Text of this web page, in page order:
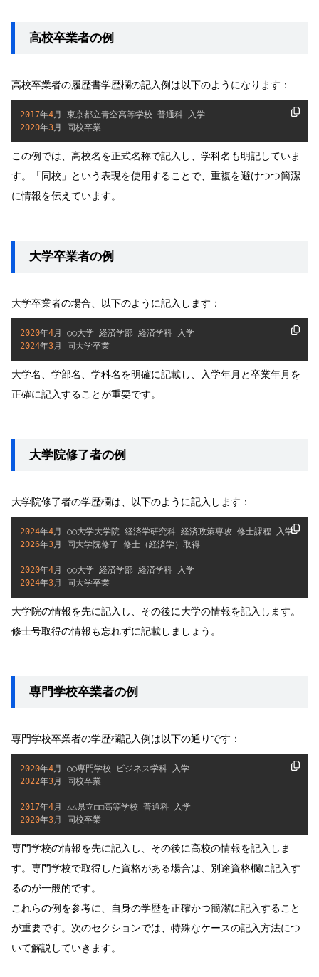
高校卒業者の例
高校卒業者の履歴書学歴欄の記入例は以下のようになります：
2017年4
2020年3月 同校卒業
この例では、高校名を正式名称で記入し、学科名も明記していま
す。「同校」という表現を使用することで、重複を避けつつ簡潔
に情報を伝えています。
大学卒業者の例
大学卒業者の場合、以下のように記入します：
2020年4
2024年3月 同大学卒業
大学名、学部名、学科名を明確に記載し、入学年月と卒業年月を
正確に記入することが重要です。
大学院修了者の例
大学院修了者の学歴欄は、以下のように記入します：
2024年4
2026年3月 同大学院修了 修士（経済学）取得
2020年4
2024年3月 同大学卒業
大学院の情報を先に記入し、その後に大学の情報を記入します。
修士号取得の情報も忘れずに記載しましょう。
専門学校卒業者の例
専門学校卒業者の学歴欄記入例は以下の通りです：
2020年4
2022年3月 同校卒業
2017年4
2020年3月 同校卒業
専門学校の情報を先に記入し、その後に高校の情報を記入しま
す。専門学校で取得した資格がある場合は、別途資格欄に記入す
るのが一般的です。
これらの例を参考に、自身の学歴を正確かつ簡潔に記入すること
が重要です。次のセクションでは、特殊なケースの記入方法につ
いて解説していきます。